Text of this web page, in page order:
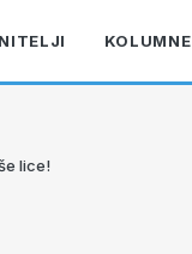
KOLUMNE
lice!